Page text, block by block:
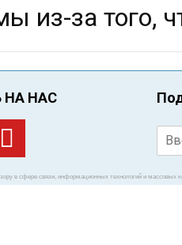
из-за того,
НАС
в сфере связи, информационных технологий и